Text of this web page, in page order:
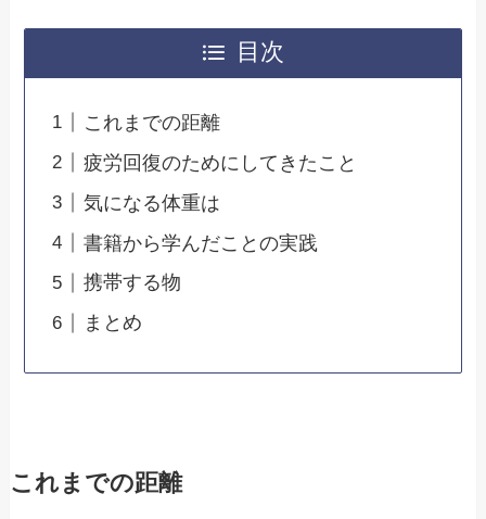
目次
これまでの距離
疲労回復のためにしてきたこと
気になる体重は
書籍から学んだことの実践
携帯する物
まとめ
これまでの距離